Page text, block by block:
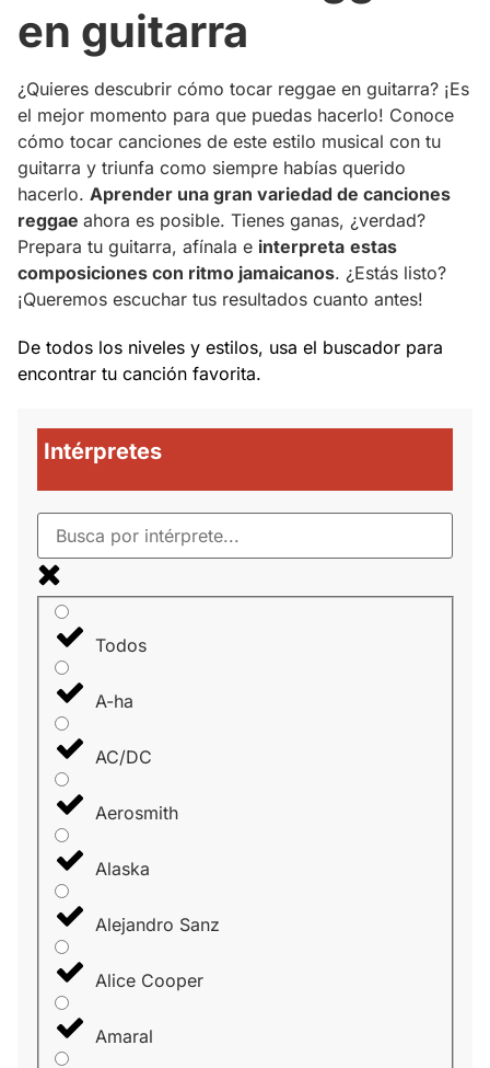
en guitarra
¿Quieres descubrir cómo tocar reggae en guitarra? ¡Es
el mejor momento para que puedas hacerlo! Conoce
cómo tocar canciones de este estilo musical con tu
guitarra y triunfa como siempre habías querido
hacerlo. Aprender una gran variedad de canciones
reggae ahora es posible. Tienes ganas, ¿verdad?
Prepara tu guitarra, afínala e interpreta estas
composiciones con ritmo jamaicanos. ¿Estás listo?
¡Queremos escuchar tus resultados cuanto antes!
De todos los niveles y estilos, usa el buscador para
encontrar tu canción favorita.
Intérpretes
Todos
A-ha
AC/DC
Aerosmith
Alaska
Alejandro Sanz
Alice Cooper
Amaral